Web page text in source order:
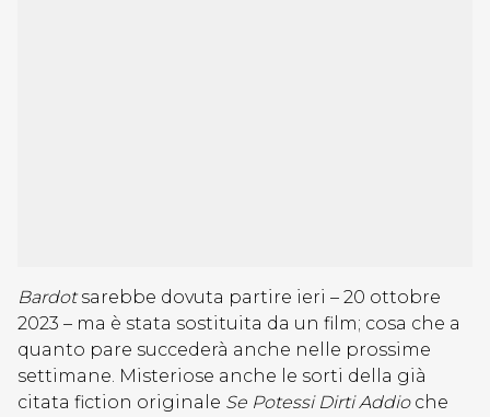
Bardotsarebbe dovuta partire ieri – 20 ottobre
2023 – ma è stata sostituita da un film; cosa che a
quanto pare succederà anche nelle prossime
settimane. Misteriose anche le sorti della già
citata fiction originale Se Potessi Dirti Addioche